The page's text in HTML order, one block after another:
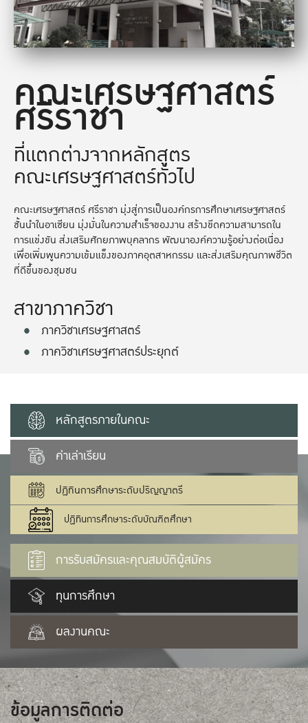
คณะเศรษฐศาสตร์
ศรีราชา
ที่แตกต่างจากหลักสูตร
คณะเศรษฐศาสตร์ทั่วไป
คณะเศรษฐศาสตร์ ศรีราชา มุ่งสู่การเป็นองค์กรการศึกษาเศรษฐศาสตร์
ชั้นนำในอาเซียน มุ่งมั่นในความสำเร็จของงาน สร้างขีดความสามารถใน
การแข่งขัน ส่งเสริมศักยภาพบุคลากร พัฒนาองค์ความรู้อย่างต่อเนื่อง
เพื่อเพิ่มพูนความเข้มแข็งของภาคอุตสาหกรรม และส่งเสริมคุณภาพชีวิต
ที่ดีขึ้นของชุมชน
สาขาภาควิชา
ภาควิชาเศรษฐศาสตร์
ภาควิชาเศรษฐศาสตร์ประยุกต์
หลักสูตรภายในคณะ
ค่าเล่าเรียน
ปฏิทินการศึกษาระดับปริญญาตรี
ปฏิทินการศึกษาระดับบัณฑิตศึกษา
การรับสมัครและคุณสมบัติผู้สมัคร
ทุนการศึกษา
ผลงานคณะ
ข้อมูลการติดต่อ